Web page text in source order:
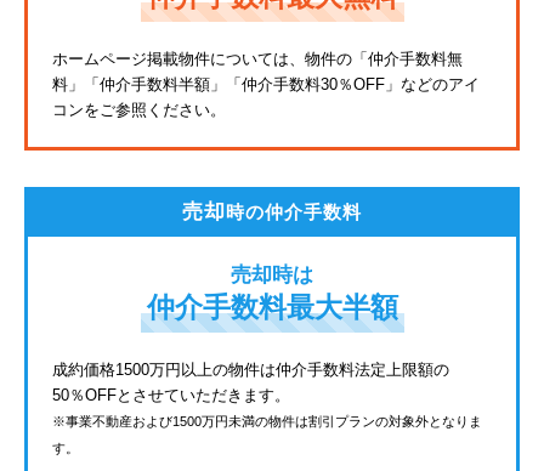
東武東上線
JR鶴見線
京成金町線
ホームページ掲載物件については、物件の「仲介手数料無
料」
「仲介手数料半額」「仲介手数料30％OFF」などのアイ
コンをご参照ください。
売却時の仲介手数料
売却時は
仲介手数料最大半額
成約価格1500万円以上の物件は仲介手数料法定上限額の
50％OFFとさせていただきます。
※事業不動産および1500万円未満の物件は割引プランの対象外となりま
す。